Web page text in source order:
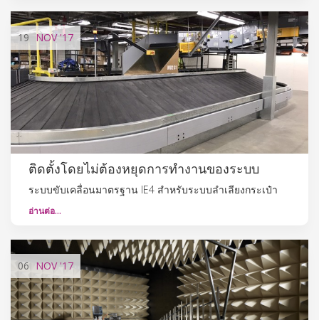
19 NOV'17
ติดตั้งโดยไม่ต้องหยุดการทำงานของระบบ
ระบบขับเคลื่อนมาตรฐาน IE4 สำหรับระบบลำเลียงกระเป๋า
อ่านต่อ…
06 NOV'17